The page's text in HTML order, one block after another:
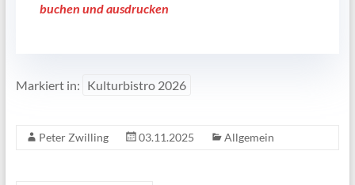
buchen und ausdrucken
Markiert in: Kulturbistro 2026
Peter Zwilling 03.11.2025 Allgemein